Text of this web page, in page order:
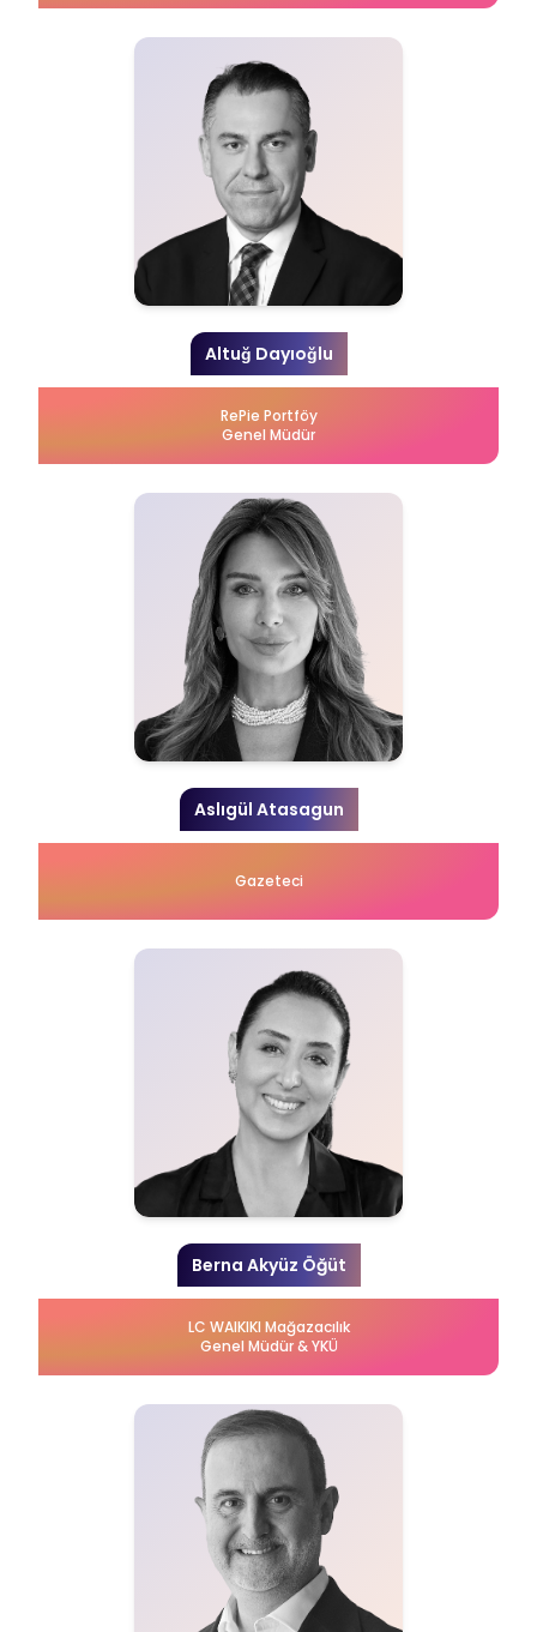
Altuğ Dayıoğlu
RePie Portföy
Genel Müdür
Aslıgül Atasagun
Gazeteci
Berna Akyüz Öğüt
LC WAIKIKI Mağazacılık
Genel Müdür & YKÜ